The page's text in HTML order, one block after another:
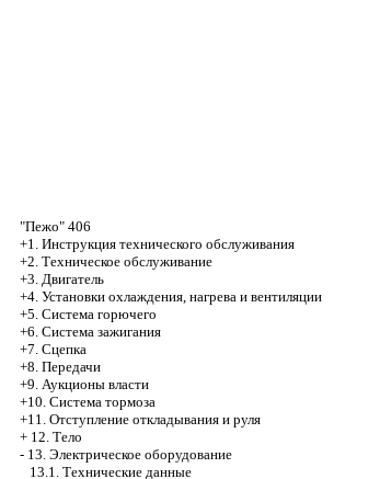
"Пежо" 406
+1. Инструкция технического обслуживания
+2. Техническое обслуживание
+3. Двигатель
+4. Установки охлаждения, нагрева и вентиляции
+5. Система горючего
+6. Система зажигания
+7. Сцепка
+8. Передачи
+9. Аукционы власти
+10. Система тормоза
+11. Отступление откладывания и руля
+ 12. Тело
- 13. Электрическое оборудование
13.1. Технические данные